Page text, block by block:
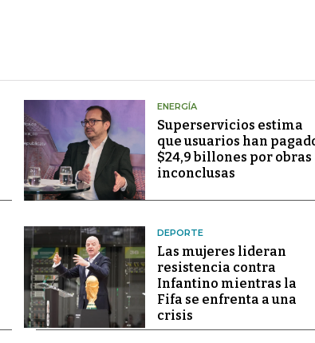
ENERGÍA
Superservicios estima
que usuarios han
$24,9 billones por obras
inconclusas
DEPORTE
Las mujeres lideran
resistencia contra
Infantino mientras la
Fifa se enfrenta a una
crisis